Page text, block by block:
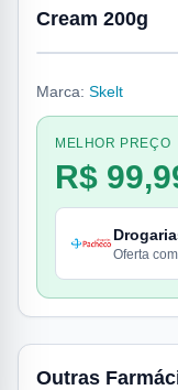
Cream 200g
Marca: Skelt
MELHOR PREÇO
R$
Oferta
Outras